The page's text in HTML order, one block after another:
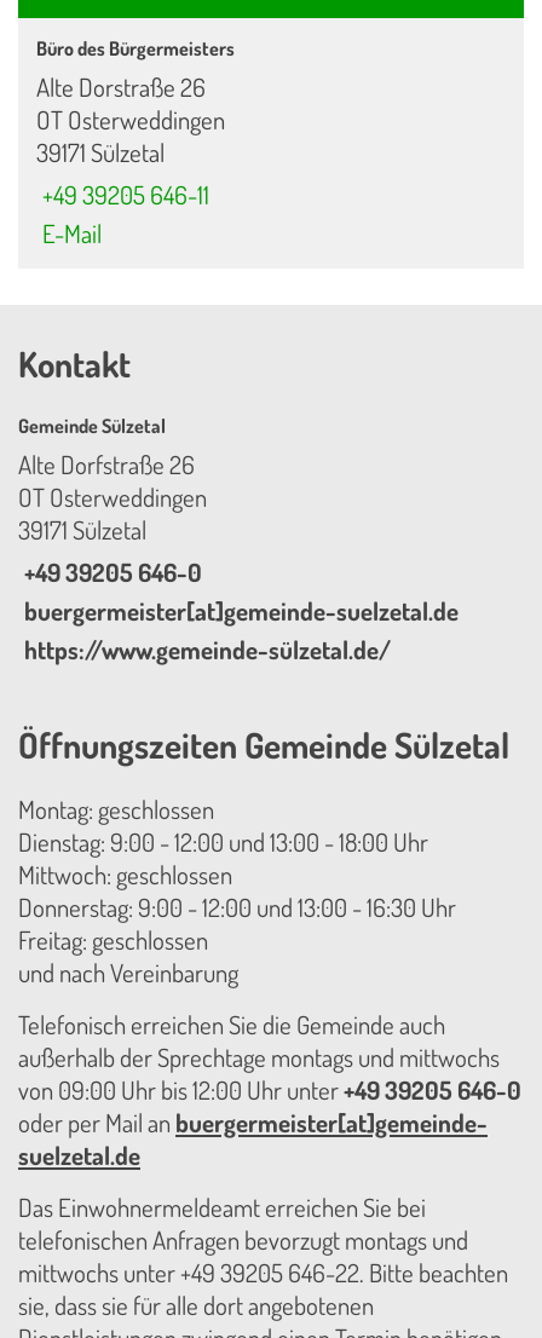
Büro des Bürgermeisters
Alte Dorstraße 26
OT Osterweddingen
39171 Sülzetal
+49 39205 646-11
E-Mail
Kontakt
Gemeinde Sülzetal
Alte Dorfstraße 26
OT Osterweddingen
39171 Sülzetal
+49 39205 646-0
buergermeister[at]gemeinde-suelzetal.de
https://www.gemeinde-sülzetal.de/
Öffnungszeiten Gemeinde Sülzetal
Montag: geschlossen
Dienstag: 9:00 - 12:00 und 13:00 - 18:00 Uhr
Mittwoch: geschlossen
Donnerstag: 9:00 - 12:00 und 13:00 - 16:30 Uhr
Freitag: geschlossen
und nach Vereinbarung
Telefonisch erreichen Sie die Gemeinde auch
außerhalb der Sprechtage montags und mittwochs
von 09:00 Uhr bis 12:00 Uhr unter+49 39205 646-0
oder per Mail an buergermeister[at]gemeinde-
suelzetal.de
Das Einwohnermeldeamt erreichen Sie bei
telefonischen Anfragen bevorzugt montags und
mittwochs unter +49 39205 646-22. Bitte beachten
sie, dass sie für alle dort angebotenen